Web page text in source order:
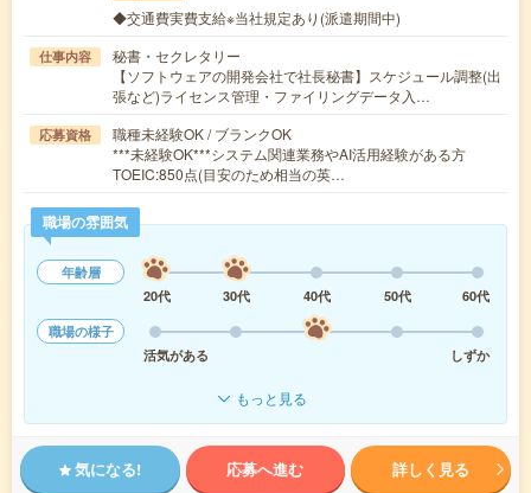
◆交通費実費支給※当社規定あり(派遣期間中)
仕事内容
秘書・セクレタリー
【ソフトウェアの開発会社で社長秘書】スケジュール調整(出
張など)ライセンス管理・ファイリングデータ入…
応募資格
職種未経験OK / ブランクOK
***未経験OK***システム関連業務やAI活用経験がある方
TOEIC:850点(目安のため相当の英…
職場の雰囲気
年齢層
20代
30代 40代 50代
60代
職場の様子
活気がある
しずか
もっと見る
気になる! 応募へ進む 詳しく見る